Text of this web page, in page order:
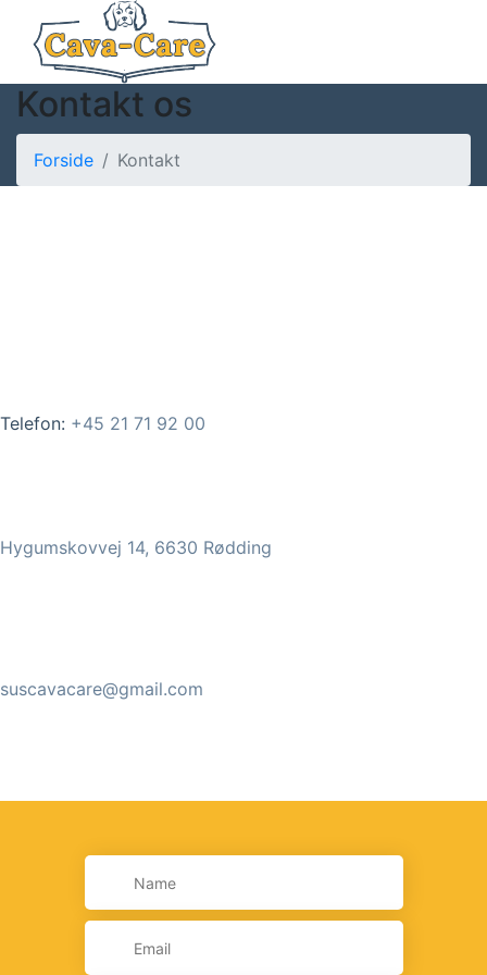
Kontakt os
Forside Kontakt
Telefon: +45 21 71 92 00
Hygumskovvej 14, 6630 Rødding
suscavacare@gmail.com